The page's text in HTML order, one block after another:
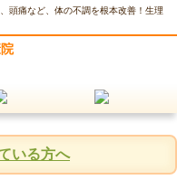
頭痛など、体の不調を根本改善！生理
いる方へ